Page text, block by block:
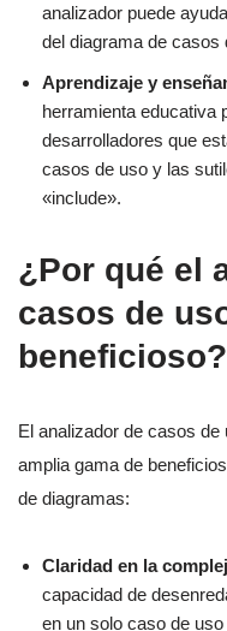
analizador puede
del diagrama de casos
Aprendizaje y
herramienta educativa
desarrolladores que
casos de uso y las
«include».
¿Por qué el
casos de
beneficioso?
El analizador de casos
amplia gama de
de diagramas:
Claridad en la
capacidad de
en un solo caso de